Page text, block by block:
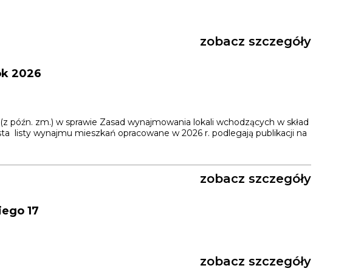
zobacz szczegóły
2026
późn. zm.) w sprawie Zasad wynajmowania lokali wchodzących w skład
listy wynajmu mieszkań opracowane w 2026 r. podlegają publikacji na
zobacz szczegóły
17
zobacz szczegóły